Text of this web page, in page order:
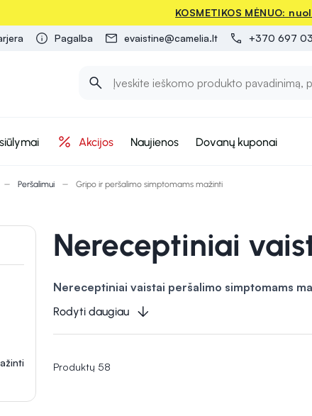
KOSMETIKOS MĖNUO:
Pagalba evaistine@camelia.lt +370 697
Akcijos Naujienos Dovanų kuponai
Peršalimui Gripo ir peršalimo simptomams mažinti
Nereceptiniai
Nereceptiniai vaistai peršalimo simptomams
skausmas, kosulys ir karščiavimas. Šie vaistai ir
sumažinti peršalimo simptomus. Nereceptiniai
pasijusti geriau, tačiau svarbu juos naudoti
Rodyti daugiau
Produktų 58